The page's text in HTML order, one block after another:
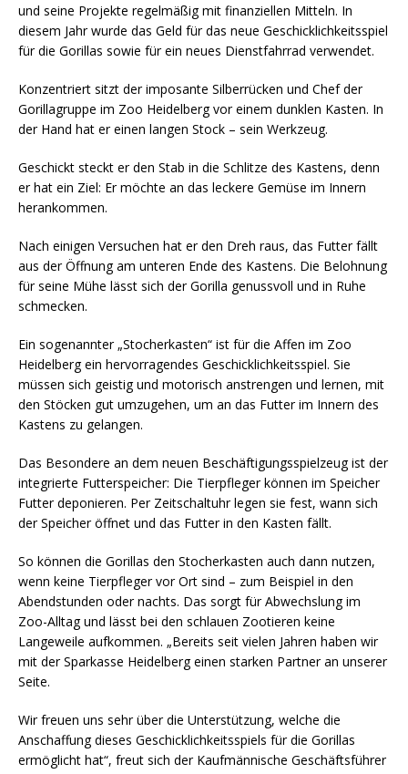
und seine Projekte regelmäßig mit finanziellen Mitteln. In
diesem Jahr wurde das Geld für das neue Geschicklichkeitsspiel
für die Gorillas sowie für ein neues Dienstfahrrad verwendet.
Konzentriert sitzt der imposante Silberrücken und Chef der
Gorillagruppe im Zoo Heidelberg vor einem dunklen Kasten. In
der Hand hat er einen langen Stock – sein Werkzeug.
Geschickt steckt er den Stab in die Schlitze des Kastens, denn
er hat ein Ziel: Er möchte an das leckere Gemüse im Innern
herankommen.
Nach einigen Versuchen hat er den Dreh raus, das Futter fällt
aus der Öffnung am unteren Ende des Kastens. Die Belohnung
für seine Mühe lässt sich der Gorilla genussvoll und in Ruhe
schmecken.
Ein sogenannter „Stocherkasten“ ist für die Affen im Zoo
Heidelberg ein hervorragendes Geschicklichkeitsspiel. Sie
müssen sich geistig und motorisch anstrengen und lernen, mit
den Stöcken gut umzugehen, um an das Futter im Innern des
Kastens zu gelangen.
Das Besondere an dem neuen Beschäftigungsspielzeug ist der
integrierte Futterspeicher: Die Tierpfleger können im Speicher
Futter deponieren. Per Zeitschaltuhr legen sie fest, wann sich
der Speicher öffnet und das Futter in den Kasten fällt.
So können die Gorillas den Stocherkasten auch dann nutzen,
wenn keine Tierpfleger vor Ort sind – zum Beispiel in den
Abendstunden oder nachts. Das sorgt für Abwechslung im
Zoo-Alltag und lässt bei den schlauen Zootieren keine
Langeweile aufkommen. „Bereits seit vielen Jahren haben wir
mit der Sparkasse Heidelberg einen starken Partner an unserer
Seite.
Wir freuen uns sehr über die Unterstützung, welche die
Anschaffung dieses Geschicklichkeitsspiels für die Gorillas
ermöglicht hat“, freut sich der Kaufmännische Geschäftsführer